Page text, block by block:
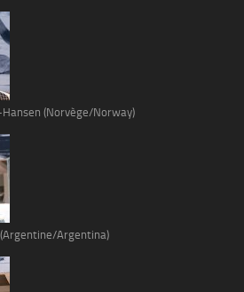
(Norvège/Norway)
Argentina)